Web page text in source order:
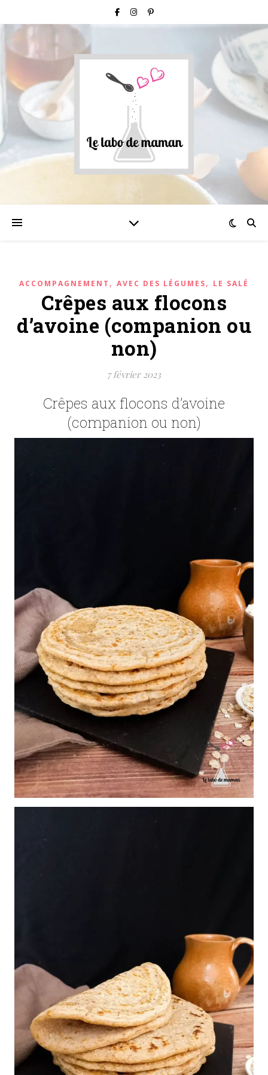
ACCOMPAGNEMENT , AVEC DES LÉGUMES, LE SALÉ
Crêpes aux flocons
d’avoine (companion ou
non)
7 février 2023
Crêpes aux flocons d’avoine
(companion ou non)